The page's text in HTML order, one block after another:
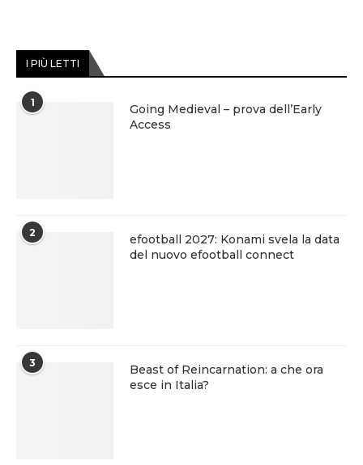
I PIÙ LETTI
1
Going Medieval – prova dell’Early
Access
2
efootball 2027: Konami svela la data
del nuovo efootball connect
3
Beast of Reincarnation: a che ora
esce in Italia?